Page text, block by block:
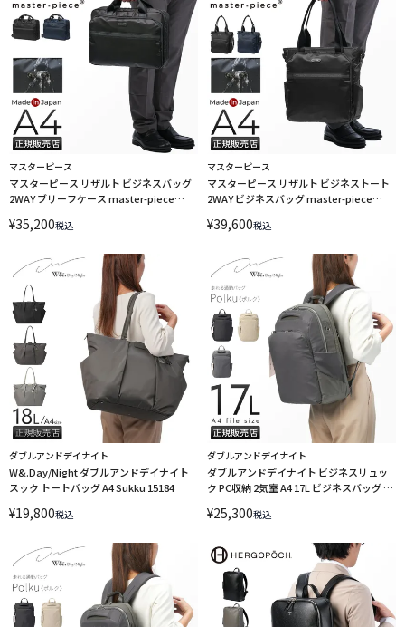
マスターピース
マスターピース リザルト ビジネスバッグ
2WAY ブリーフケース master-piece
¥35,200税込
マスターピース
マスターピース リザルト ビジネストート
2WAY ビジネスバッグ master-piece
¥39,600税込
ダブルアンドデイナイト
W&.Day/Night ダブルアンドデイナイト
スック トートバッグ A4 Sukku 15184
¥19,800税込
ダブルアンドデイナイト
ダブルアンドデイナイト ビジネスリュッ
ク PC収納 2気室 A4 17L ビジネスバッグ ポ
¥25,300税込